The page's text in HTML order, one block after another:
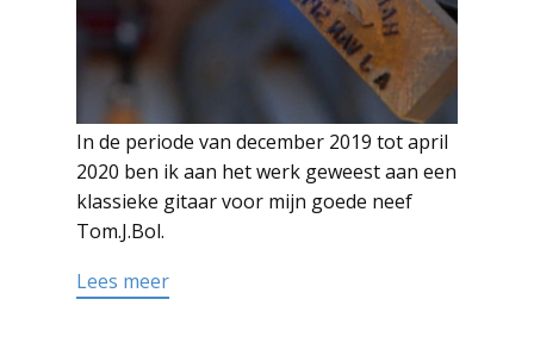
In de periode van december 2019 tot april
2020 ben ik aan het werk geweest aan een
klassieke gitaar voor mijn goede neef
Tom.J.Bol.
Lees meer